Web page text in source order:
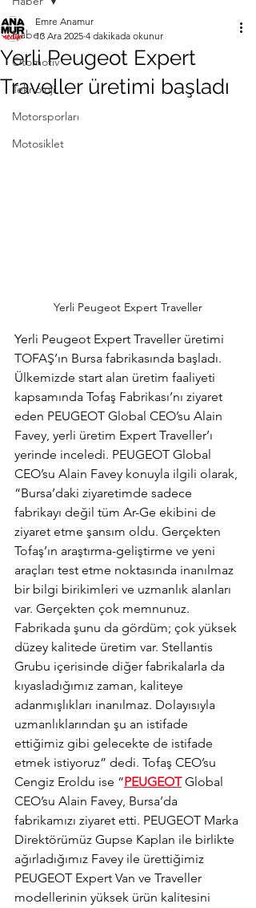
Haber
Otomotiv
Teknoloji
Motorsporları
Motosiklet
Yerli Peugeot Expert
Traveller üretimi başladı
Emre Anamur
13 Ara 2025 4 dakikada okunur
Yerli Peugeot Expert Traveller
Yerli Peugeot Expert Traveller üretimi
TOFAŞ’ın Bursa fabrikasında başladı.
Ülkemizde start alan üretim faaliyeti
kapsamında Tofaş Fabrikası’nı ziyaret
eden PEUGEOT Global CEO’su Alain
Favey, yerli üretim Expert Traveller’ı
yerinde inceledi. PEUGEOT Global
CEO’su Alain Favey konuyla ilgili olarak,
“Bursa’daki ziyaretimde sadece
fabrikayı değil tüm Ar-Ge ekibini de
ziyaret etme şansım oldu. Gerçekten
Tofaş’ın araştırma-geliştirme ve yeni
araçları test etme noktasında inanılmaz
bir bilgi birikimleri ve uzmanlık alanları
var. Gerçekten çok memnunuz.
Fabrikada şunu da gördüm; çok yüksek
düzey kalitede üretim var. Stellantis
Grubu içerisinde diğer fabrikalarla da
kıyasladığımız zaman, kaliteye
adanmışlıkları inanılmaz. Dolayısıyla
uzmanlıklarından şu an istifade
ettiğimiz gibi gelecekte de istifade
etmek istiyoruz” dedi. Tofaş CEO’su
Cengiz Eroldu ise “PEUGEOT Global
CEO’su Alain Favey, Bursa’da
fabrikamızı ziyaret etti. PEUGEOT Marka
Direktörümüz Gupse Kaplan ile birlikte
ağırladığımız Favey ile ürettiğimiz
PEUGEOT Expert Van ve Traveller
modellerinin yüksek ürün kalitesini